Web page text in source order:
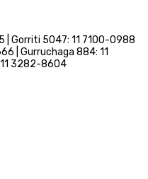
| Gorriti 5047: 11 7100-0988
| Gurruchaga 884: 11
3282-8604